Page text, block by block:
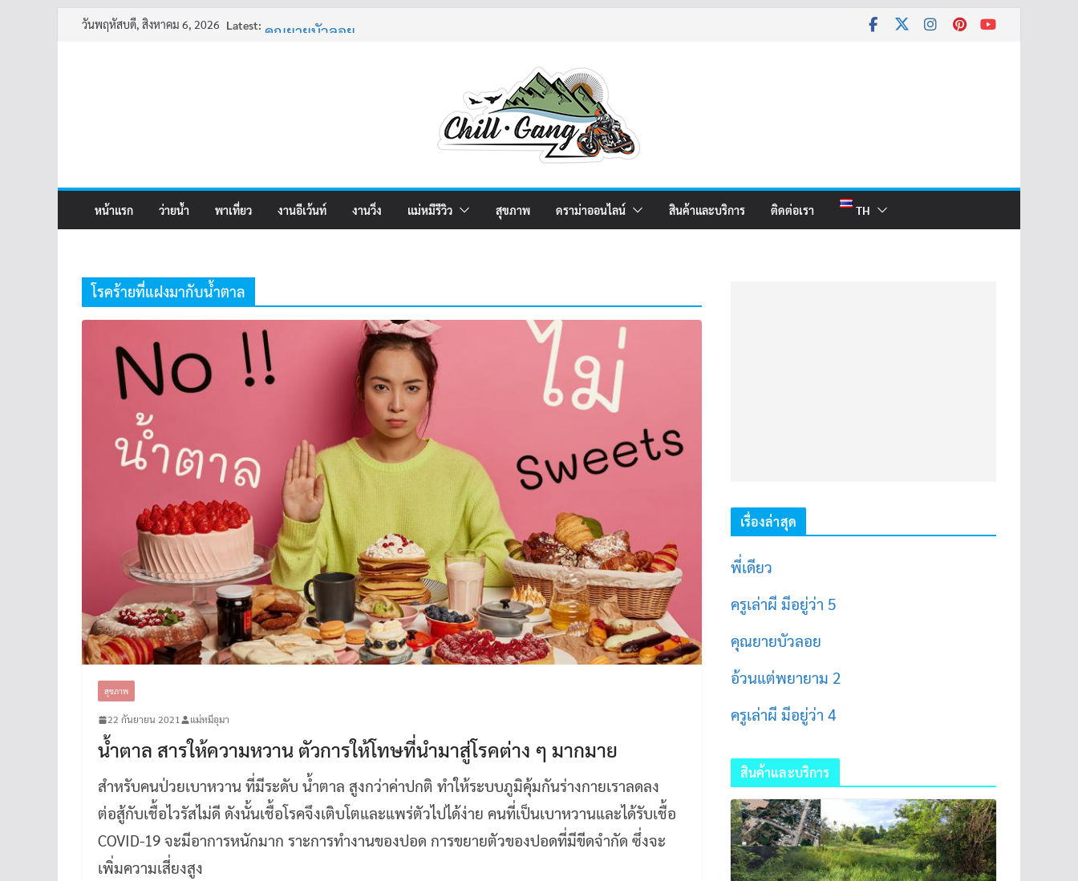
Skipวันพฤหัสบดี, สิงหาคม 6, 2026 Latest:
ครูเล่าผี มีอยู่ว่า 5
หน้าแรก ว่ายน้ำ พาเที่ยว งานอีเว้นท์ งานวิ่ง แม่หมีรีวิว สุขภาพ ดราม่าออนไลน์ สินค้าและบริการ ติดต่อเรา TH
โรคร้ายที่แฝงมากับน้ำตาล
สุขภาพ
22 กันยายน 2021 แม่หมีอุมา
น้ำตาล สารให้ความหวาน ตัวการให้โทษที่นำมาสู่โรคต่าง ๆ มากมาย
สำหรับคนป่วยเบาหวาน ที่มีระดับ น้ำตาล สูงกว่าค่าปกติ ทำให้ระบบภูมิคุ้มกันร่างกายเราลดลง
ต่อสู้กับเชื้อไวรัสไม่ดี ดังนั้นเชื้อโรคจึงเติบโตและแพร่ตัวไปได้ง่าย คนที่เป็นเบาหวานและได้รับเชื้อ
COVID-19 จะมีอาการหนักมาก ราะการทำงานของปอด การขยายตัวของปอดที่มีขีดจำกัด ซึ่งจะ
เพิ่มความเสี่ยงสูง
เรื่องล่าสุด
พี่เดียว
ครูเล่าผี มีอยู่ว่า 5
คุณยายบัวลอย
อ้วนแต่พยายาม 2
ครูเล่าผี มีอยู่ว่า 4
สินค้าและบริการ